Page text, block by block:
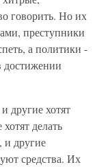
говорить. Но их
преступники
а политики -
достижении
другие хотят
делать
и другие
средства. Их